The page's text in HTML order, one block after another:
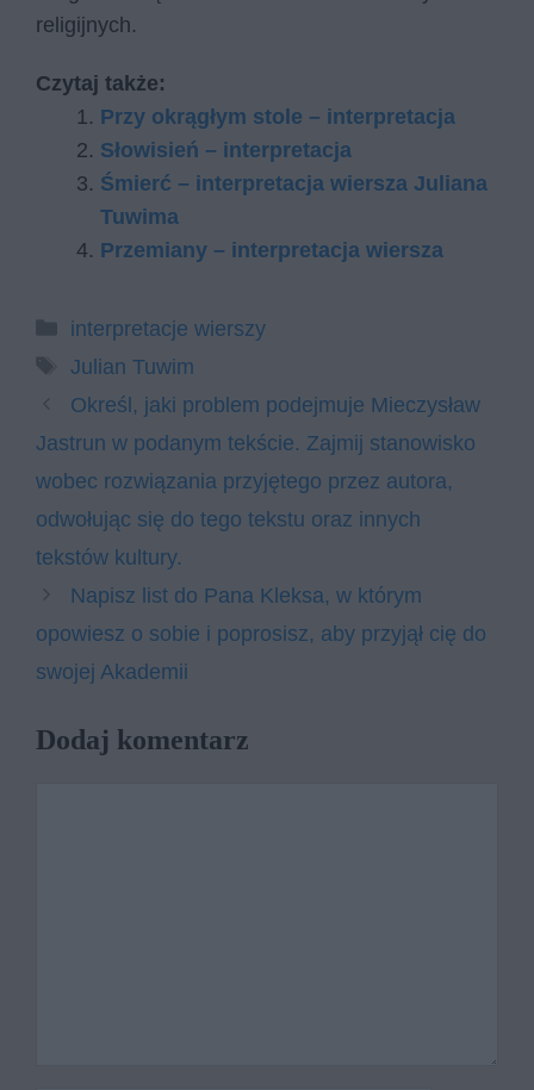
religijnych.
Czytaj także:
Przy okrągłym stole – interpretacja
Słowisień – interpretacja
Śmierć – interpretacja wiersza Juliana
Tuwima
Przemiany – interpretacja wiersza
Kategorie
interpretacje wierszy
Tagi
Julian Tuwim
Określ, jaki problem podejmuje Mieczysław
Jastrun w podanym tekście. Zajmij stanowisko
wobec rozwiązania przyjętego przez autora,
odwołując się do tego tekstu oraz innych
tekstów kultury.
Napisz list do Pana Kleksa, w którym
opowiesz o sobie i poprosisz, aby przyjął cię do
swojej Akademii
Dodaj komentarz